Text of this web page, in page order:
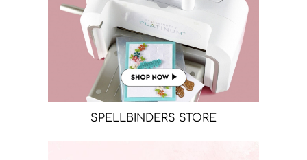
SPELLBINDERS STORE